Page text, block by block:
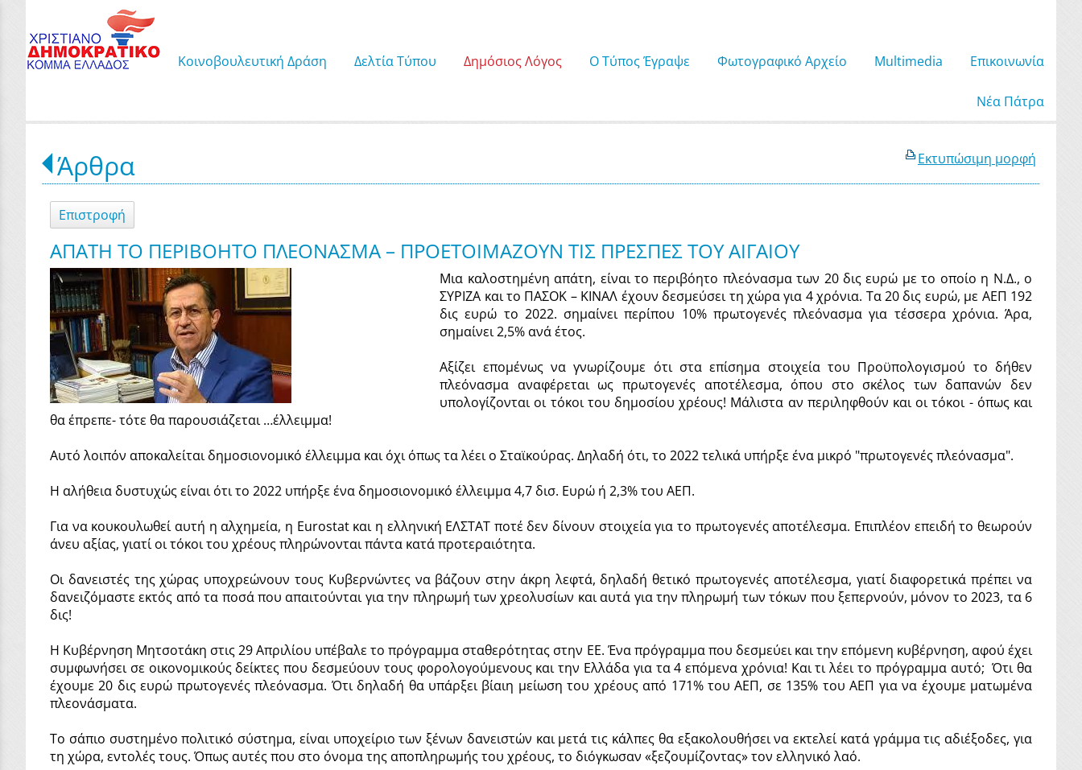
Κοινοβουλευτική Δράση Δελτία Τύπου Δημόσιος Λόγος Ο Τύπος Έγραψε Φωτογραφικό Αρχείο Μultimedia Επικοινωνία
Νέα Πάτρα
Εκτυπώσιμη μορφή
Άρθρα
Επιστροφή
ΑΠΑΤΗ ΤΟ ΠΕΡΙΒΟΗΤΟ ΠΛΕΟΝΑΣΜΑ – ΠΡΟΕΤΟΙΜΑΖΟΥΝ ΤΙΣ ΠΡΕΣΠΕΣ ΤΟΥ ΑΙΓΑΙΟΥ
Μια καλοστημένη απάτη, είναι το περιβόητο πλεόνασμα των 20 δις ευρώ με το οποίο η Ν.Δ., ο
ΣΥΡΙΖΑ και το ΠΑΣΟΚ – ΚΙΝΑΛ έχουν δεσμεύσει τη χώρα για 4 χρόνια. Τα 20 δις ευρώ, με ΑΕΠ 192
δις ευρώ το 2022. σημαίνει περίπου 10% πρωτογενές πλεόνασμα για τέσσερα χρόνια. Άρα,
σημαίνει 2,5% ανά έτος.
Αξίζει επομένως να γνωρίζουμε ότι στα επίσημα στοιχεία του Προϋπολογισμού το δήθεν
πλεόνασμα αναφέρεται ως πρωτογενές αποτέλεσμα, όπου στο σκέλος των δαπανών δεν
υπολογίζονται οι τόκοι του δημοσίου χρέους! Μάλιστα αν περιληφθούν και οι τόκοι - όπως και
θα έπρεπε- τότε θα παρουσιάζεται …έλλειμμα!
Αυτό λοιπόν αποκαλείται δημοσιονομικό έλλειμμα και όχι όπως τα λέει ο Σταϊκούρας. Δηλαδή ότι, το 2022 τελικά υπήρξε ένα μικρό "πρωτογενές πλεόνασμα".
Η αλήθεια δυστυχώς είναι ότι το 2022 υπήρξε ένα δημοσιονομικό έλλειμμα 4,7 δισ. Ευρώ ή 2,3% του ΑΕΠ.
Για να κουκουλωθεί αυτή η αλχημεία, η Eurostat και η ελληνική ΕΛΣΤΑΤ ποτέ δεν δίνουν στοιχεία για το πρωτογενές αποτέλεσμα. Επιπλέον επειδή το θεωρούν
άνευ αξίας, γιατί οι τόκοι του χρέους πληρώνονται πάντα κατά προτεραιότητα.
Οι δανειστές της χώρας υποχρεώνουν τους Κυβερνώντες να βάζουν στην άκρη λεφτά, δηλαδή θετικό πρωτογενές αποτέλεσμα, γιατί διαφορετικά πρέπει να
δανειζόμαστε εκτός από τα ποσά που απαιτούνται για την πληρωμή των χρεολυσίων και αυτά για την πληρωμή των τόκων που ξεπερνούν, μόνον το 2023, τα 6
δις!
Η Κυβέρνηση Μητσοτάκη στις 29 Απριλίου υπέβαλε το πρόγραμμα σταθερότητας στην ΕΕ. Ένα πρόγραμμα που δεσμεύει και την επόμενη κυβέρνηση, αφού έχει
συμφωνήσει σε οικονομικούς δείκτες που δεσμεύουν τους φορολογούμενους και την Ελλάδα για τα 4 επόμενα χρόνια! Και τι λέει το πρόγραμμα αυτό; Ότι θα
έχουμε 20 δις ευρώ πρωτογενές πλεόνασμα. Ότι δηλαδή θα υπάρξει βίαιη μείωση του χρέους από 171% του ΑΕΠ, σε 135% του ΑΕΠ για να έχουμε ματωμένα
πλεονάσματα.
Το σάπιο συστημένο πολιτικό σύστημα, είναι υποχείριο των ξένων δανειστών και μετά τις κάλπες θα εξακολουθήσει να εκτελεί κατά γράμμα τις αδιέξοδες, για
τη χώρα, εντολές τους. Όπως αυτές που στο όνομα της αποπληρωμής του χρέους, το διόγκωσαν «ξεζουμίζοντας» τον ελληνικό λαό.